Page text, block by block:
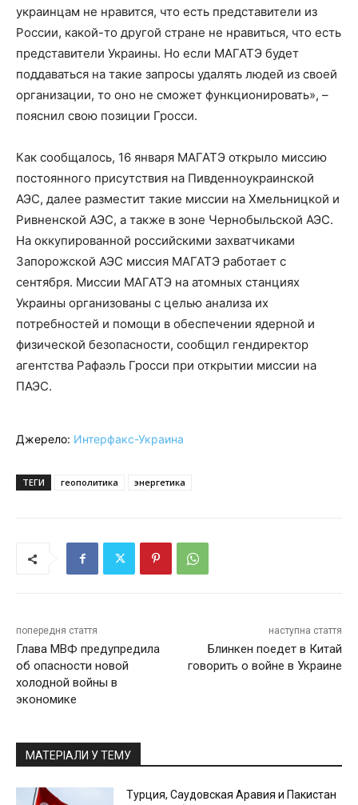
украинцам не нравится, что есть представители из
России, какой-то другой стране не нравиться, что есть
представители Украины. Но если МАГАТЭ будет
поддаваться на такие запросы удалять людей из своей
организации, то оно не сможет функционировать», –
пояснил свою позиции Гросси.
Как сообщалось, 16 января МАГАТЭ открыло миссию
постоянного присутствия на Пивденноукраинской
АЭС, далее разместит такие миссии на Хмельницкой и
Ривненской АЭС, а также в зоне Чернобыльской АЭС.
На оккупированной российскими захватчиками
Запорожской АЭС миссия МАГАТЭ работает с
сентября. Миссии МАГАТЭ на атомных станциях
Украины организованы с целью анализа их
потребностей и помощи в обеспечении ядерной и
физической безопасности, сообщил гендиректор
агентства Рафаэль Гросси при открытии миссии на
ПАЭС.
Джерело: Интерфакс-Украина
ТЕГИ геополитика энергетика
попередня стаття
Глава МВФ предупредила
об опасности новой
холодной войны в
экономике
наступна стаття
Блинкен поедет в Китай
говорить о войне в Украине
МАТЕРІАЛИ У ТЕМУ
Турция, Саудовская Аравия и Пакистан